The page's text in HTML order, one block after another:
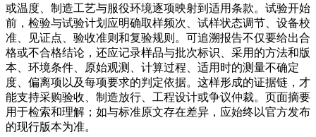
或温度、制造工艺与服役环境逐项映射到适用条款。试验开始
前，检验与试验计划应明确取样频次、试样状态调节、设备校
准、见证点、验收准则和复验规则。可追溯报告不仅要给出合
格或不合格结论，还应记录样品与批次标识、采用的方法和版
本、环境条件、原始观测、计算过程、适用时的测量不确定
度、偏离项以及每项要求的判定依据。这样形成的证据链，才
能支持采购验收、制造放行、工程设计或争议仲裁。页面摘要
用于检索和理解；如与标准原文存在差异，应始终以官方发布
的现行版本为准。